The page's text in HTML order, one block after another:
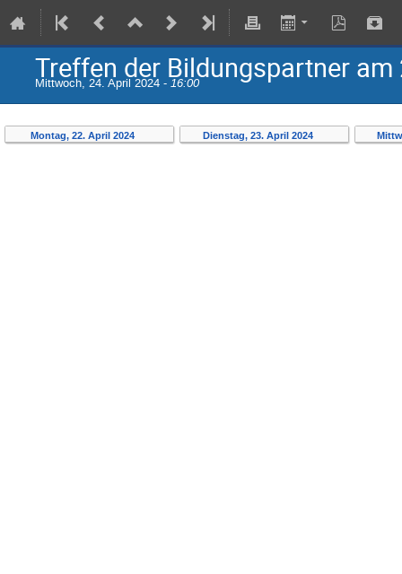
Treffen der Bildungspartner am
Mittwoch, 24. April 2024 - 16:00
Montag, 22. April 2024 Dienstag, 23. April 2024